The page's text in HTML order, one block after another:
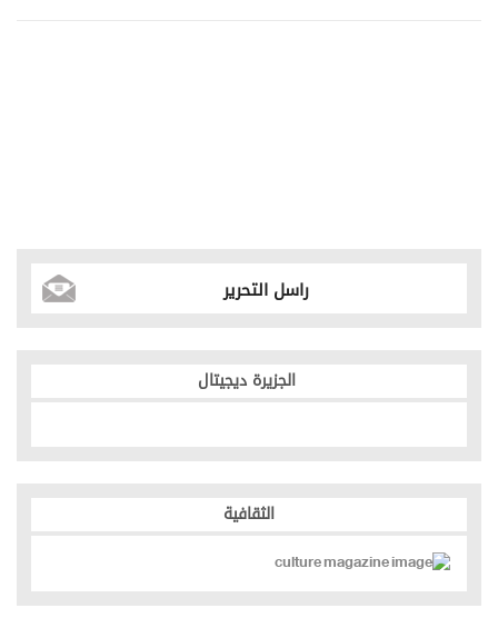
راسل التحرير
الجزيرة ديجيتال
الثقافية